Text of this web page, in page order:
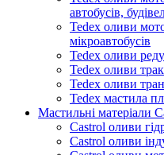
автобусів,
Tedex оливи
мікроавтобусів
Tedex оливи
Tedex оливи
Tedex оливи
Tedex мастила
Мастильні матеріали
Castrol оливи
Castrol оливи